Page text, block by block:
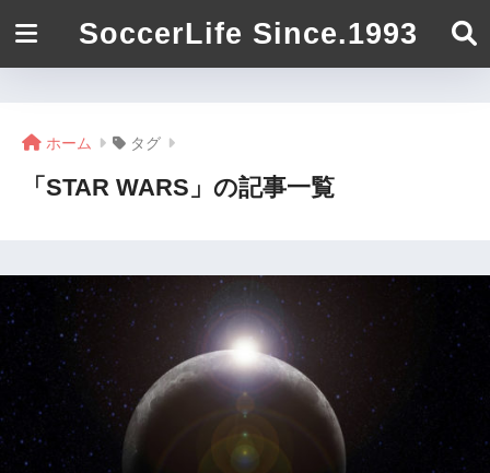
SoccerLife Since.1993
ホーム タグ
「STAR WARS」の記事一覧